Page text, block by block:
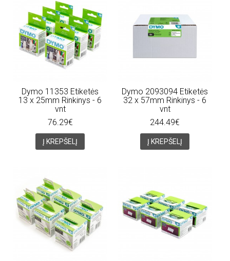
Dymo 11353 Etiketės
13 x 25mm Rinkinys - 6
vnt
76.29€
Į KREPŠELĮ
Dymo 2093094 Etiketės
32 x 57mm Rinkinys - 6
vnt
244.49€
Į KREPŠELĮ